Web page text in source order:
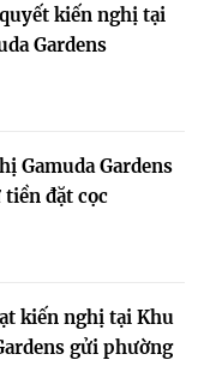
kiến nghị tại
Gardens
Gamuda Gardens
đặt cọc
kiến nghị tại Khu
gửi phường